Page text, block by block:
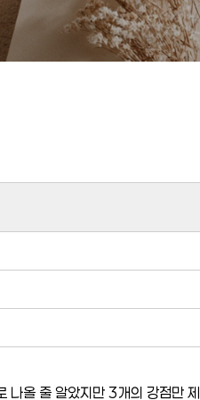
나올 줄 알았지만 3개의 강점만 제